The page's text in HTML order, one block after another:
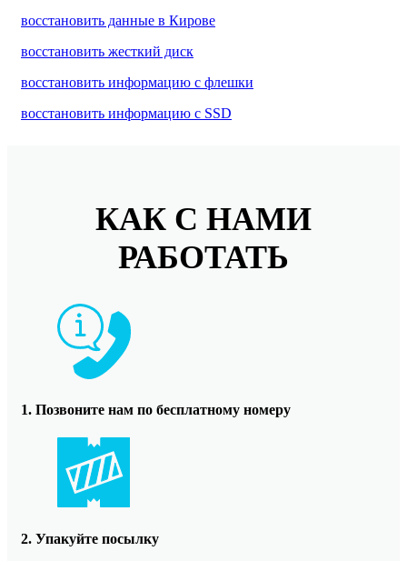
восстановить данные в Кирове
восстановить жесткий диск
восстановить информацию с флешки
восстановить информацию с SSD
КАК С НАМИ
РАБОТАТЬ
1. Позвоните нам по бесплатному номеру
2. Упакуйте посылку